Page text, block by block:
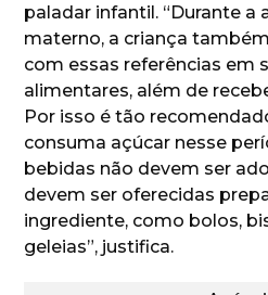
paladar infantil. “Durante
materno, a criança
com essas referências em
alimentares, além de
Por isso é tão
consuma açúcar nesse
bebidas não devem ser
devem ser oferecidas
ingrediente, como bolos,
geleias”, justifica.